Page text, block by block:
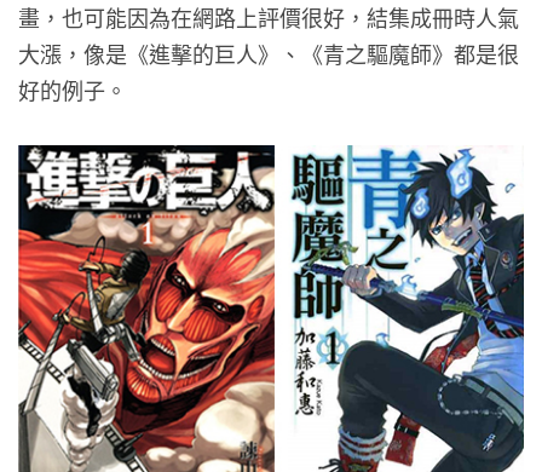
畫，也可能因為在網路上評價很好，結集成冊時人氣
大漲，像是《進擊的巨人》、《青之驅魔師》都是很
好的例子。